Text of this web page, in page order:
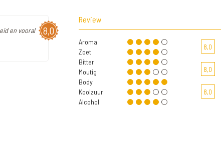
8,0
en vooral
Review
Aroma
Zoet
Bitter
Moutig
Body
Koolzuur
Alcohol
8,0
8,0
8,0